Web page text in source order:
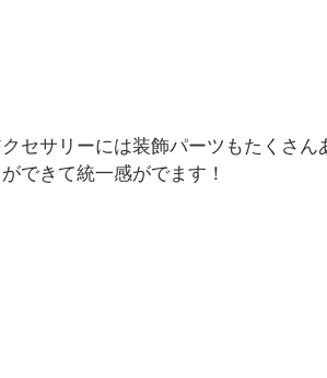
セサリーには装飾パーツもたくさ
できて統一感がでます！